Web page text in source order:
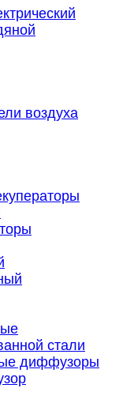
воздуха
стали
диффузоры